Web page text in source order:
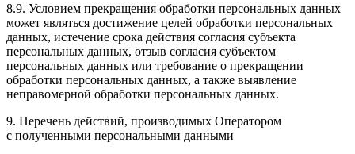
8.9. Условием прекращения обработки персональных данных
может являться достижение целей обработки персональных
данных, истечение срока действия согласия субъекта
персональных данных, отзыв согласия субъектом
персональных данных или требование о прекращении
обработки персональных данных, а также выявление
неправомерной обработки персональных данных.
9. Перечень действий, производимых Оператором
с полученными персональными данными